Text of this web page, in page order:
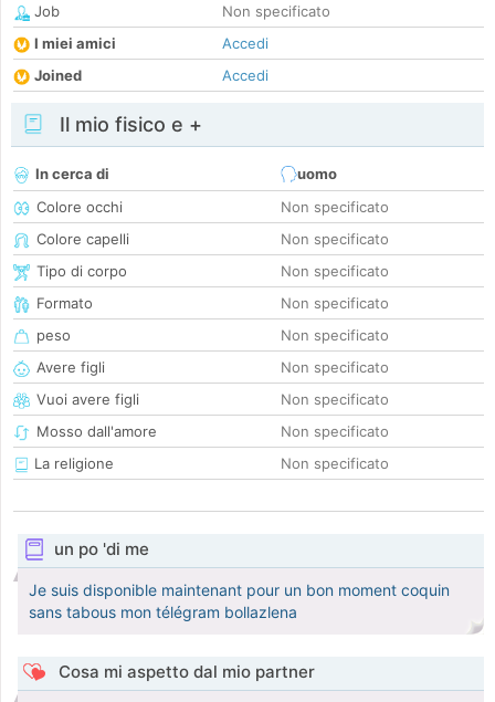
Job
Non specificato
I miei amici
Accedi
Joined
Accedi
Il mio fisico e +
In cerca di
uomo
Colore occhi
Non specificato
Colore capelli
Non specificato
Tipo di corpo
Non specificato
Formato
Non specificato
peso
Non specificato
Avere figli
Non specificato
Vuoi avere figli
Non specificato
Mosso dall'amore
Non specificato
La religione
Non specificato
un po 'di me
Je suis disponible maintenant pour un bon moment coquin
sans tabous mon télégram bollazlena
Cosa mi aspetto dal mio partner